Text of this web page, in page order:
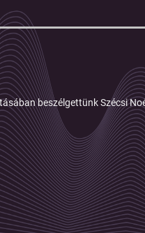
beszélgettünk Szécsi